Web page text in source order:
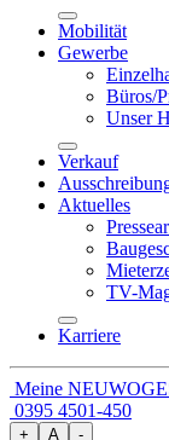
Mobilität
Gewerbe
Büros/
Unser
Verkauf
Aktuelles
TV-
Karriere
Meine
0395 4501-450
+ A -